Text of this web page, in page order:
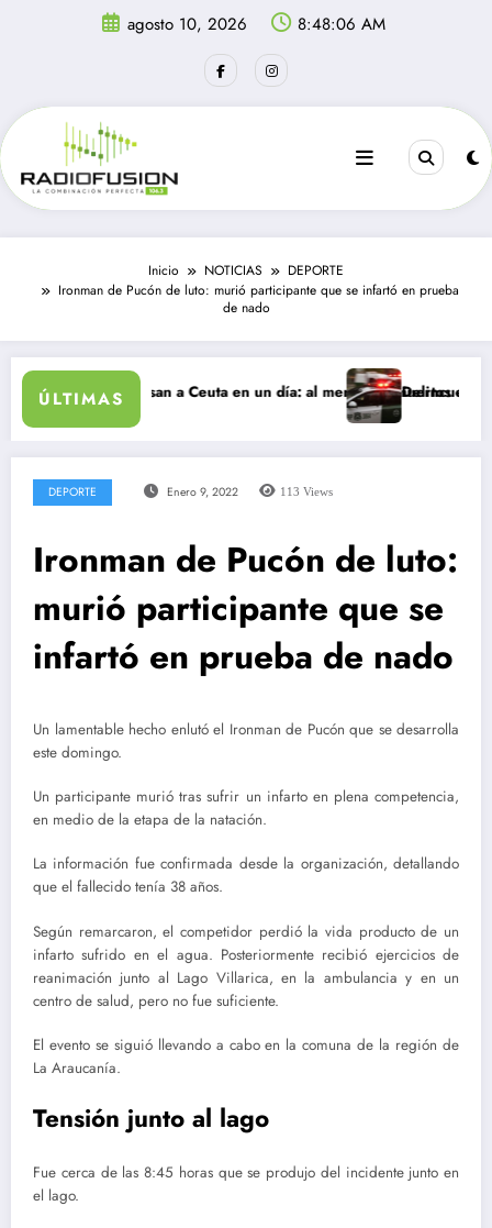
agosto 10, 2026 8:48:06 AM
Inicio NOTICIAS
DEPORTE
Ironman de Pucón de luto: murió participante que se infartó en prueba
de nado
ÚLTIMAS
ingresan a Ceuta en un día: al menos 34 muertos en la crisis.
Delincuentes
DEPORTE Enero 9, 2022 113 Views
Ironman de Pucón de luto:
murió participante que se
infartó en prueba de nado
Un lamentable hecho enlutó el Ironman de Pucón que se desarrolla
este domingo.
Un participante murió tras sufrir un infarto en plena competencia,
en medio de la etapa de la natación.
La información fue confirmada desde la organización, detallando
que el fallecido tenía 38 años.
Según remarcaron, el competidor perdió la vida producto de un
infarto sufrido en el agua. Posteriormente recibió ejercicios de
reanimación junto al Lago Villarica, en la ambulancia y en un
centro de salud, pero no fue suficiente.
El evento se siguió llevando a cabo en la comuna de la región de
La Araucanía.
Tensión junto al lago
Fue cerca de las 8:45 horas que se produjo del incidente junto en
el lago.